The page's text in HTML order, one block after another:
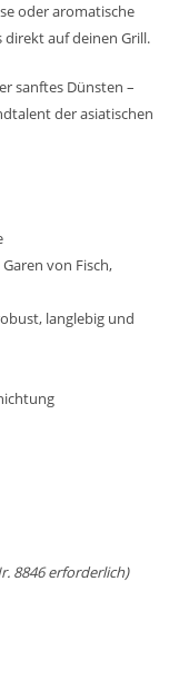
oder aromatische
direkt auf deinen Grill.
sanftes Dünsten –
der asiatischen
von Fisch,
langlebig und
8846 erforderlich)